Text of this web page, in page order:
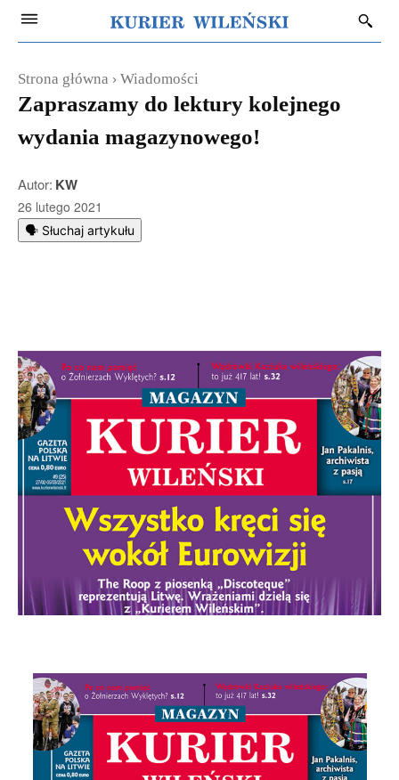
Strona główna Wiadomości
Zapraszamy do lektury kolejnego
wydania magazynowego!
Autor: KW
26 lutego 2021
🗣️ Słuchaj artykułu